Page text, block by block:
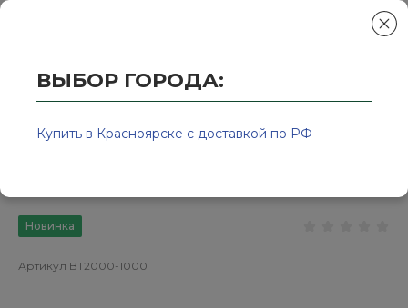
Колор-Авто - магазин лакокрасочной продукции и
Разбавитель для базовых эмалей,
Новинка
Артикул BT2000-1000
ВЫБОР ГОРОДА:
Купить в Красноярске с доставкой по РФ